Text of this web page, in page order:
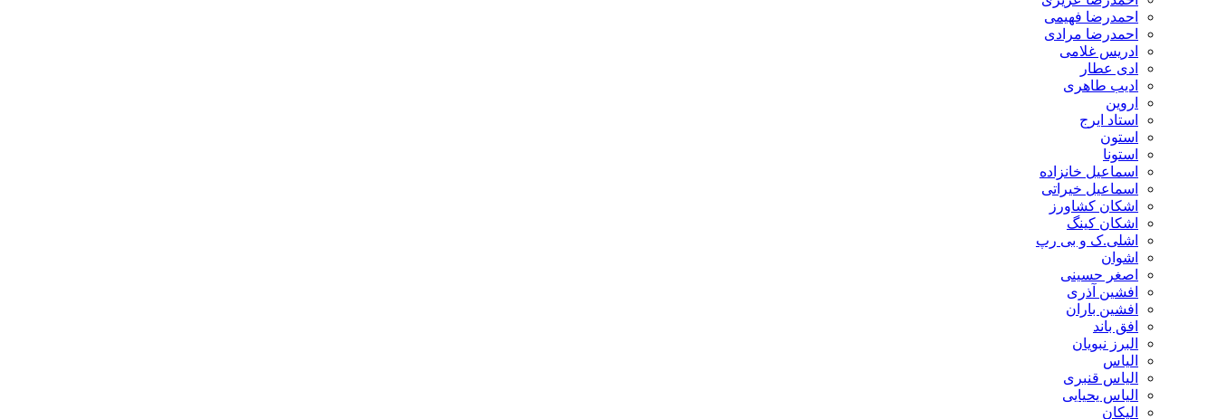
احمدرضا فهیمی
احمدرضا مرادی
ادریس غلامی
ادی عطار
ادیب طاهری
اروین
استاد ایرج
استون
استونا
اسماعیل خانزاده
اسماعیل خیراتی
اشکان کشاورز
اشکان کینگ
اشلی.ک و بی رپ
اشوان
اصغر حسینی
افشین آذری
افشین باران
افق باند
البرز نبویان
الیاس
الیاس قنبرى
الیاس یحیایی
الیکان